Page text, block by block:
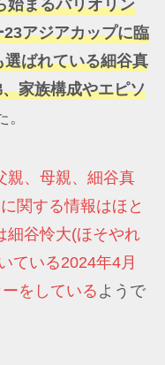
始まるパリオリン
アジアカップに臨
ばれている細谷真
家族構成やエピソ
親、母親、細谷真
関する情報はほと
細谷怜大(ほそやれ
ている2024年4月
をしているようで